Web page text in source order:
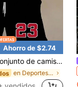
Ahorro de $2.74
camiseta y pantalones cortos de talla grande para hombres con estampado No.23
en Deportes y aire libre - Estilo baloncesto Conju